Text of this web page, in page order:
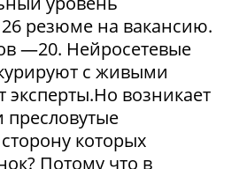
резюме на вакансию.
—20. Нейросетевые
с живыми
возникает
пресловутые
которых
Потому что в